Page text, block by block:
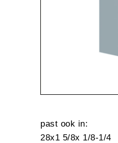
past ook in:
28x1 5/8x 1/8-1/4